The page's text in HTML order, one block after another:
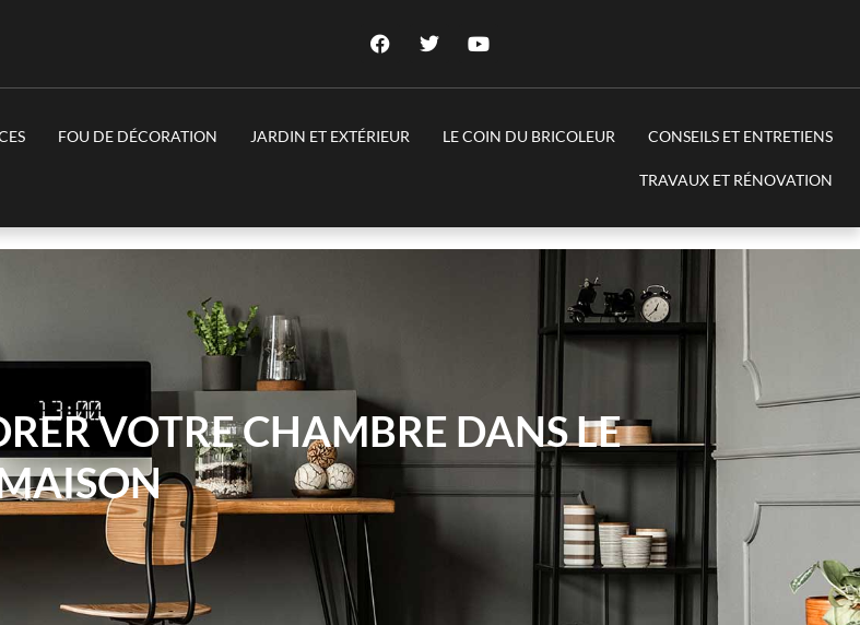
FOU DE DÉCORATION JARDIN ET EXTÉRIEUR LE COIN DU BRICOLEUR CONSEILS ET ENTRETIENS
TRAVAUX ET RÉNOVATION
VOTRE CHAMBRE DANS LE